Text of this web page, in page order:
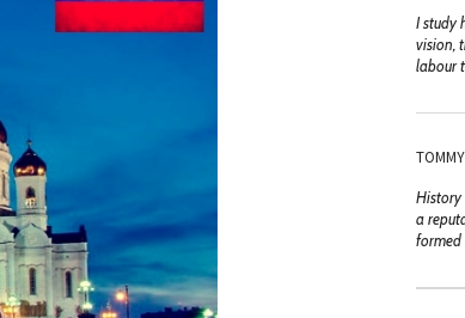
I study
vision,
labour
TOMMY
History
a
formed